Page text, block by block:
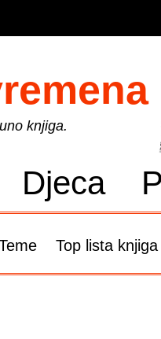
knjiga.
Djeca
Top lista knjiga